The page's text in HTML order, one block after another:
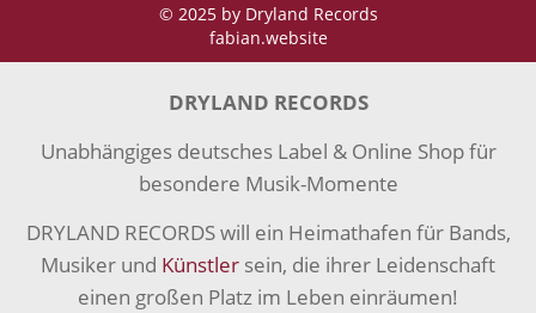
© 2025 by Dryland Records
fabian.website
DRYLAND RECORDS
Unabhängiges deutsches Label & Online Shop für
besondere Musik-Momente
DRYLAND RECORDS will ein Heimathafen für Bands,
Musiker und Künstler sein, die ihrer Leidenschaft
einen großen Platz im Leben einräumen!